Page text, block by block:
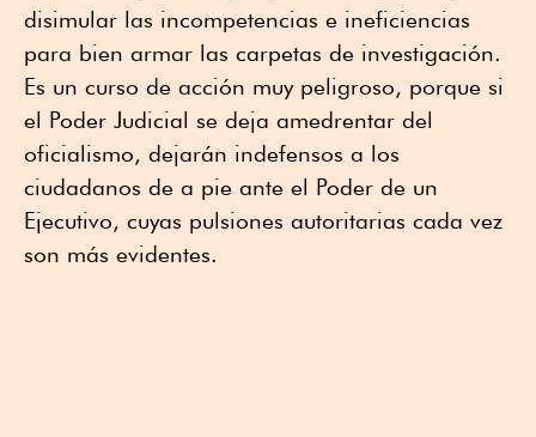
disimular las incompetencias e ineficiencias
para bien armar las carpetas de investigación.
Es un curso de acción muy peligroso, porque si
el Poder Judicial se deja amedrentar del
oficialismo, dejarán indefensos a los
ciudadanos de a pie ante el Poder de un
Ejecutivo, cuyas pulsiones autoritarias cada vez
son más evidentes.